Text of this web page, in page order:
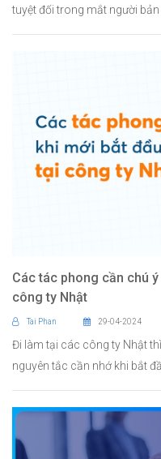
tuyệt đối trong mắt người bản
Các tác phong cần chú
công ty Nhật
Tai Phan 29-04-2024
Đi làm tại các công ty Nhật
nguyên tắc cần nhớ khi bắt